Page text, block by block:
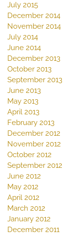
July 2015
December 2014
November 2014
July 2014
June 2014
December 2013
October 2013
September 2013
June 2013
May 2013
April 2013
February 2013
December 2012
November 2012
October 2012
September 2012
June 2012
May 2012
April 2012
March 2012
January 2012
December 2011